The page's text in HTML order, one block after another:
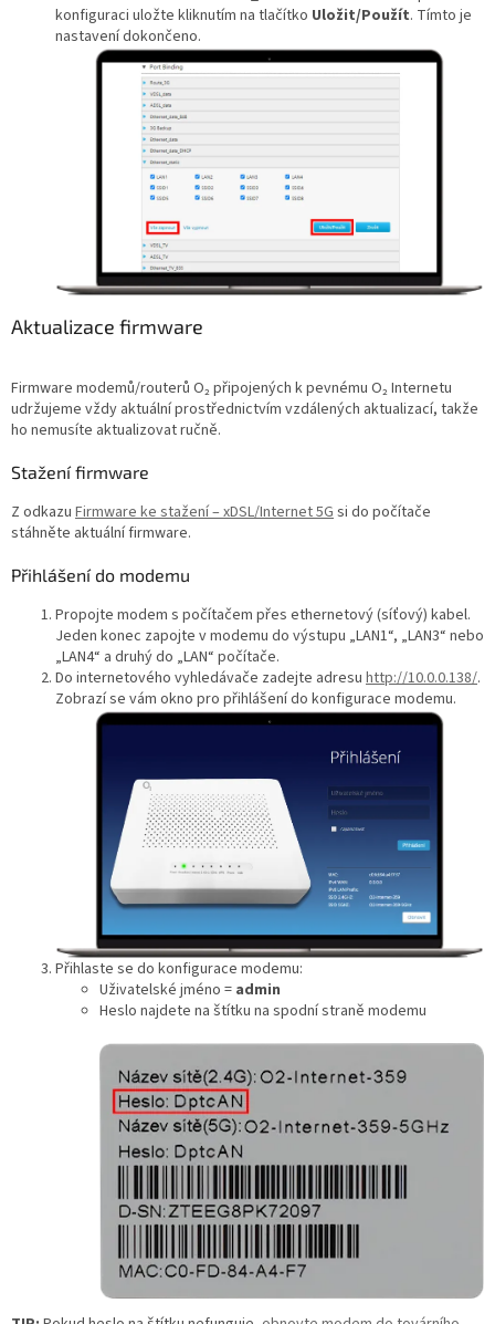
konfiguraci uložte kliknutím na tlačítko Uložit/Použít. Tímto je
nastavení dokončeno.
Aktualizace firmware
Firmware modemů/routerů O₂ připojených k pevnému O₂ Internetu
udržujeme vždy aktuální prostřednictvím vzdálených aktualizací, takže
ho nemusíte aktualizovat ručně.
Stažení firmware
Z odkazu Firmware ke stažení – xDSL/Internet 5G si do počítače
stáhněte aktuální firmware.
Přihlášení do modemu
Propojte modem s počítačem přes ethernetový (síťový) kabel.
Jeden konec zapojte v modemu do výstupu „LAN1“, „LAN3“ nebo
„LAN4“ a druhý do „LAN“ počítače.
Do internetového vyhledávače zadejte adresu http://10.0.0.138/.
Zobrazí se vám okno pro přihlášení do konfigurace modemu.
Přihlaste se do konfigurace modemu:
Uživatelské jméno = admin
Heslo najdete na štítku na spodní straně modemu